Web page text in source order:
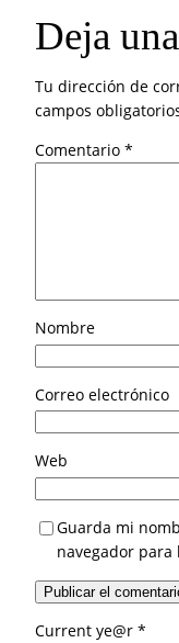
Deja
Tu dirección de
campos
Comentario *
Nombre
Correo electrónico
Web
Guarda mi
navegador para
Current ye@r *